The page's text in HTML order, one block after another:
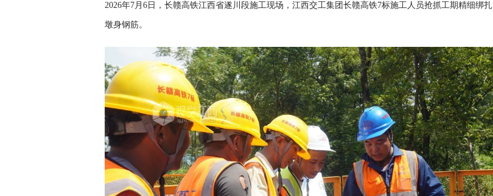
2026年7月6日，长赣高铁江西省遂川段施工现场，江西交工集团长赣高铁7标施工人员抢抓工期精细绑扎
墩身钢筋。